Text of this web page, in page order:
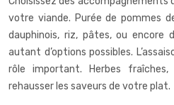
votre viande. Purée de pommes
dauphinois, riz, pâtes, ou encore
autant d’options possibles.
rôle important. Herbes
rehausser les saveurs de votre plat.